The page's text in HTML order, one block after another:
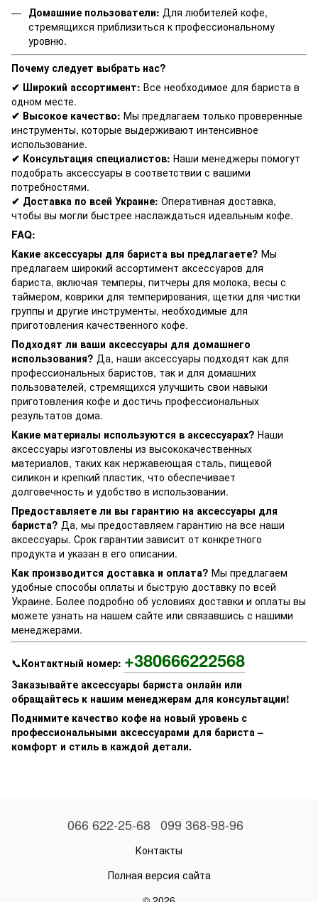
Домашние пользователи: Для любителей кофе,
стремящихся приблизиться к профессиональному
уровню.
Почему следует выбрать нас?
✔ Широкий ассортимент: Все необходимое для бариста в
одном месте.
✔ Высокое качество: Мы предлагаем только проверенные
инструменты, которые выдерживают интенсивное
использование.
✔ Консультация специалистов: Наши менеджеры помогут
подобрать аксессуары в соответствии с вашими
потребностями.
✔ Доставка по всей Украине: Оперативная доставка,
чтобы вы могли быстрее наслаждаться идеальным кофе.
FAQ:
Какие аксессуары для бариста вы предлагаете? Мы
предлагаем широкий ассортимент аксессуаров для
бариста, включая темперы, питчеры для молока, весы с
таймером, коврики для темперирования, щетки для чистки
группы и другие инструменты, необходимые для
приготовления качественного кофе.
Подходят ли ваши аксессуары для домашнего
использования? Да, наши аксессуары подходят как для
профессиональных баристов, так и для домашних
пользователей, стремящихся улучшить свои навыки
приготовления кофе и достичь профессиональных
результатов дома.
Какие материалы используются в аксессуарах? Наши
аксессуары изготовлены из высококачественных
материалов, таких как нержавеющая сталь, пищевой
силикон и крепкий пластик, что обеспечивает
долговечность и удобство в использовании.
Предоставляете ли вы гарантию на аксессуары для
бариста? Да, мы предоставляем гарантию на все наши
аксессуары. Срок гарантии зависит от конкретного
продукта и указан в его описании.
Как производится доставка и оплата? Мы предлагаем
удобные способы оплаты и быструю доставку по всей
Украине. Более подробно об условиях доставки и оплаты вы
можете узнать на нашем сайте или связавшись с нашими
менеджерами.
📞Контактный номер: +380666222568
Заказывайте аксессуары бариста онлайн или
обращайтесь к нашим менеджерам для консультации!
Поднимите качество кофе на новый уровень с
профессиональными аксессуарами для бариста –
комфорт и стиль в каждой детали.
066 622-25-68 099 368-98-96
Контакты
Полная версия сайта